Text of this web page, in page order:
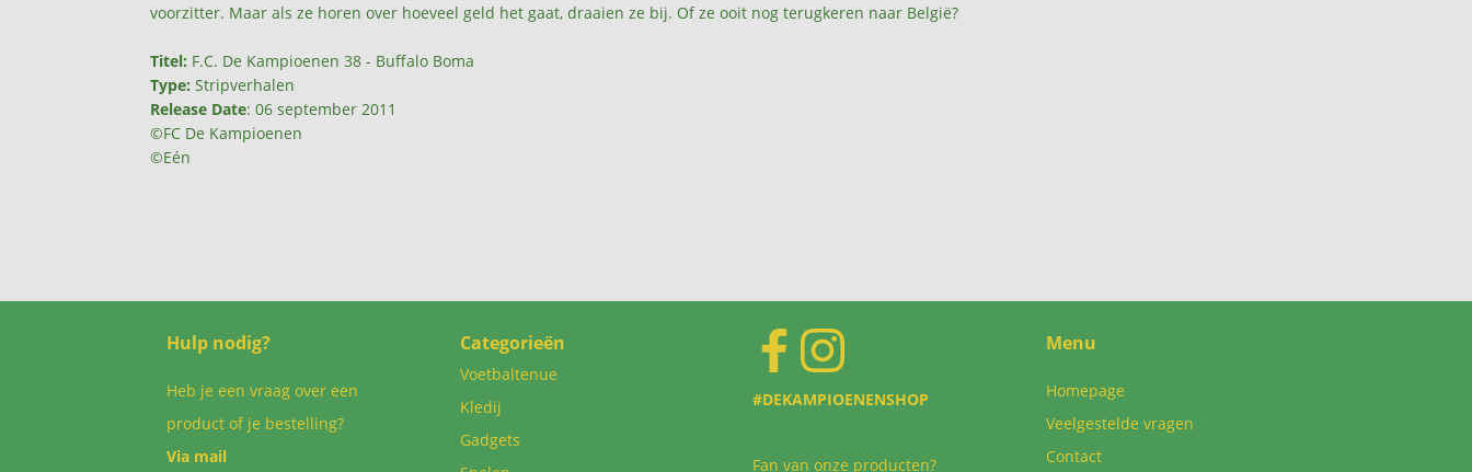
voorzitter. Maar als ze horen over hoeveel geld het gaat, draaien ze bij. Of ze ooit nog terugkeren naar België?
Titel: F.C. De Kampioenen 38 - Buffalo Boma
Type: Stripverhalen
Release Date: 06 september 2011
©FC De Kampioenen
©Eén
Hulp nodig?
Heb je een vraag over een
product of je bestelling?
Via mail
Categorieën
Voetbaltenue
Kledij
Gadgets
#DEKAMPIOENENSHOP
Fan van onze producten?
Menu
Homepage
Veelgestelde vragen
Contact